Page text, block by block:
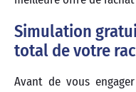
Simulation
total de votre
Avant de vous